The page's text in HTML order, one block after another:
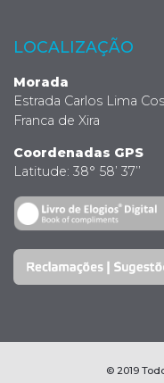
LOCALIZAÇÃO
Morada
Estrada Carlos Lima
Franca de Xira
Coordenadas GPS
Latitude: 38° 58’ 37’’
© 2019